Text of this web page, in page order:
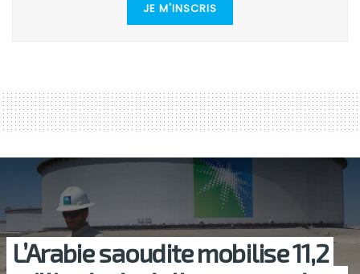
JE M'INSCRIS
L’Arabie saoudite mobilise 11,2